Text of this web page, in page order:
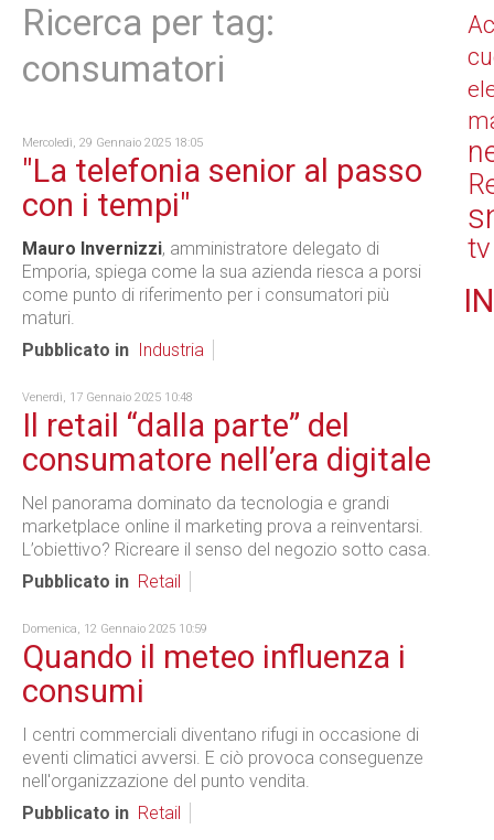
Ricerca per tag:
consumatori
Mercoledì, 29 Gennaio 2025 18:05
"La telefonia senior al passo
con i tempi"
Mauro Invernizzi, amministratore delegato di
Emporia, spiega come la sua azienda riesca a porsi
come punto di riferimento per i consumatori più
maturi.
Pubblicato in
Industria
Venerdì, 17 Gennaio 2025 10:48
Il retail “dalla parte” del
consumatore nell’era digitale
Nel panorama dominato da tecnologia e grandi
marketplace online il marketing prova a reinventarsi.
L’obiettivo? Ricreare il senso del negozio sotto casa.
Pubblicato in Retail
Domenica, 12 Gennaio 2025 10:59
Quando il meteo influenza i
consumi
I centri commerciali diventano rifugi in occasione di
eventi climatici avversi. E ciò provoca conseguenze
nell'organizzazione del punto vendita.
Pubblicato in Retail
tv
IN